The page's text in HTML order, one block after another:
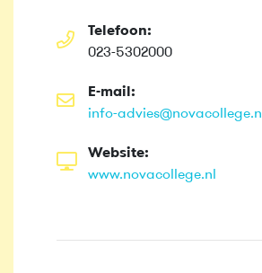
Telefoon:
023-5302000
E-mail:
info-advies@novacollege.nl
Website:
www.novacollege.nl